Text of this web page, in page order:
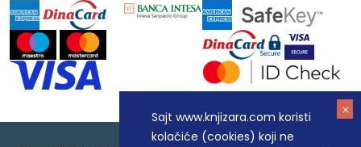
Sajt www.knjizara.com koristi
kolačiće (cookies) koji ne